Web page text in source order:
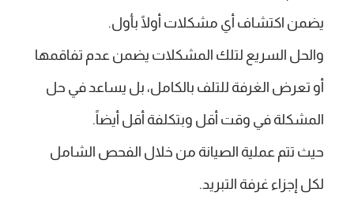
يضمن اكتشاف أي مشكلات أولًا بأول.
والحل السريع لتلك المشكلات يضمن عدم تفاقمها
أو تعرض الغرفة للتلف بالكامل، بل يساعد في حل
المشكلة في وقت أقل وبتكلفة أقل أيضاً.
حيث تتم عملية الصيانة من خلال الفحص الشامل
لكل إجزاء غرفة التبريد.